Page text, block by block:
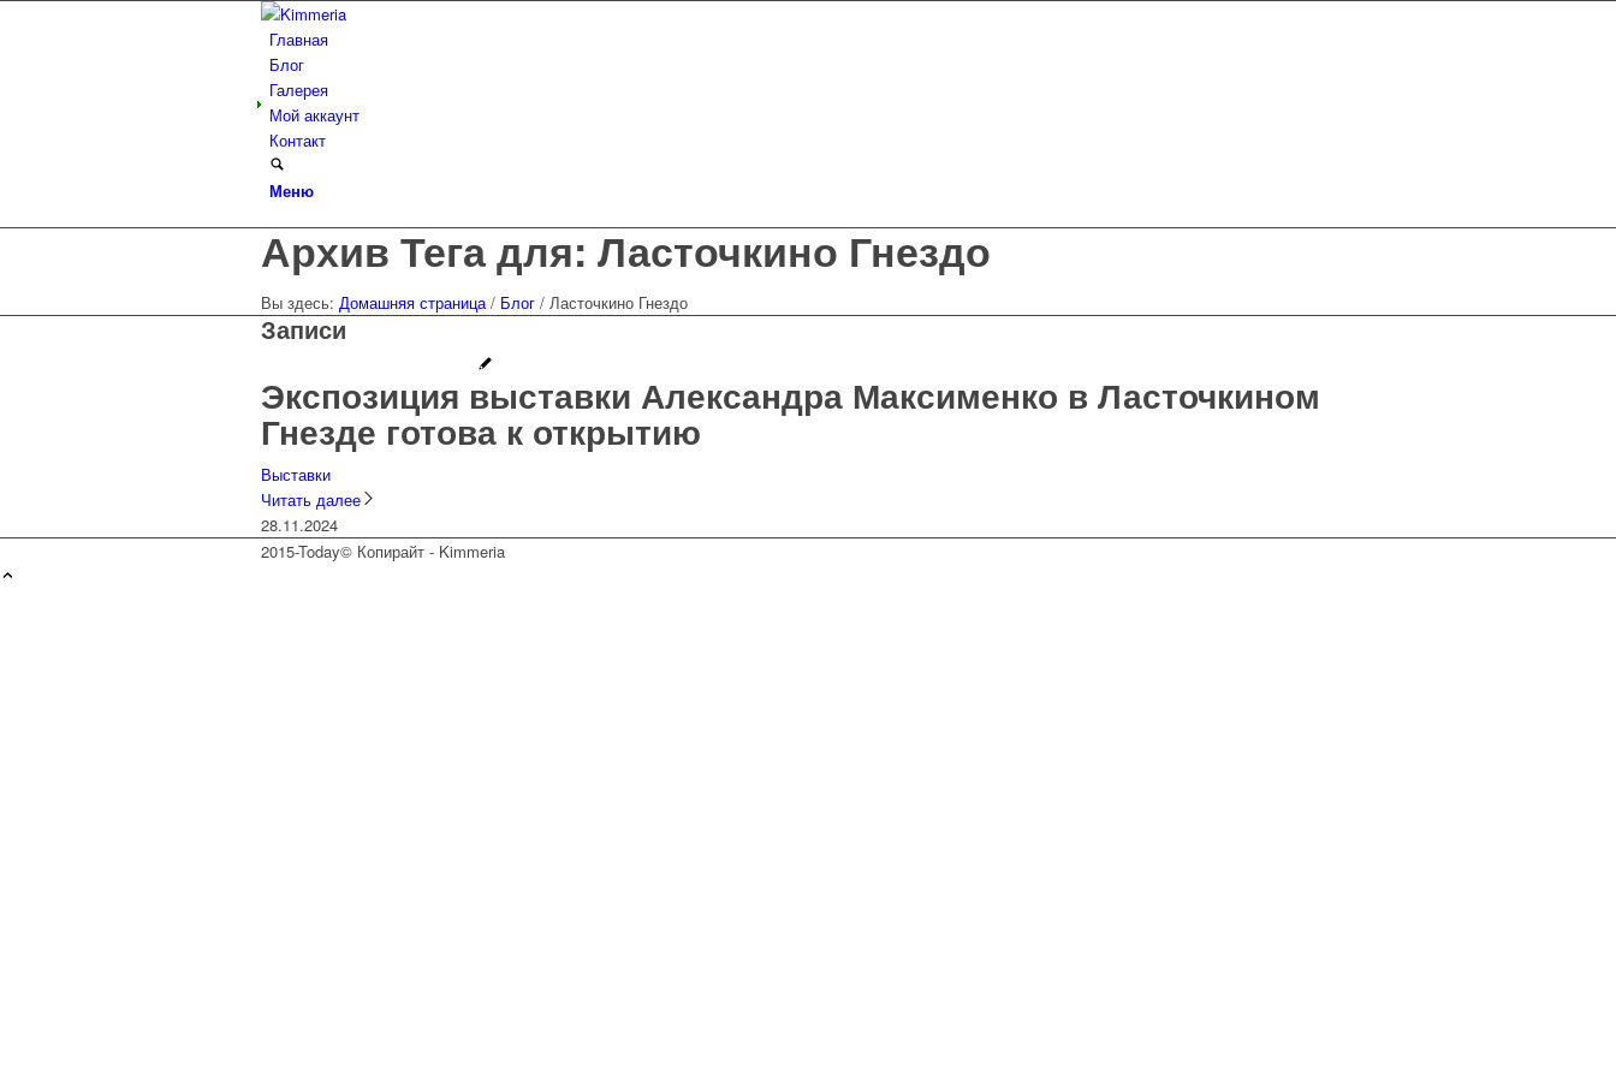
Главная
Блог
Галерея
Мой аккаунт
Контакт
Меню
Архив Тега для: Ласточкино Гнездо
Вы здесь: Домашняя страница / Блог / Ласточкино Гнездо
Записи
Экспозиция выставки Александра Максименко в Ласточкином
Гнезде готова к открытию
Выставки
Читать далее
28.11.2024
2015-Today© Копирайт - Kimmeria